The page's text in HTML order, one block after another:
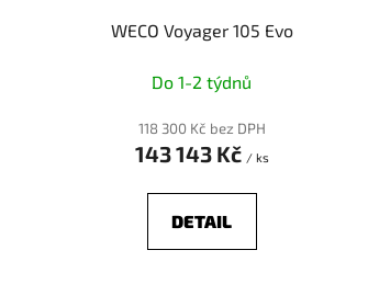
WECO Voyager 105 Evo
Do 1-2 týdnů
118 300 Kč bez DPH
143 143 Kč / ks
DETAIL